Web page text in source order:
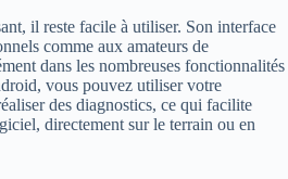
il reste facile à utiliser. Son interface
comme aux amateurs de
dans les nombreuses fonctionnalités
vous pouvez utiliser votre
des diagnostics, ce qui facilite
directement sur le terrain ou en